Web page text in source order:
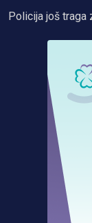
Policija još traga